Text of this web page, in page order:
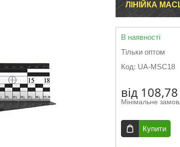
ЛІНІЙКА
В наявності
Тільки оптом
Код: UA-MSC18
від
Мінімальне
Купити